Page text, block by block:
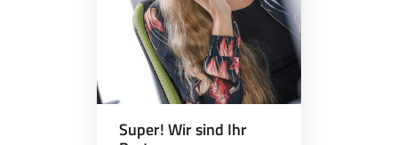
Super! Wir sind Ihr